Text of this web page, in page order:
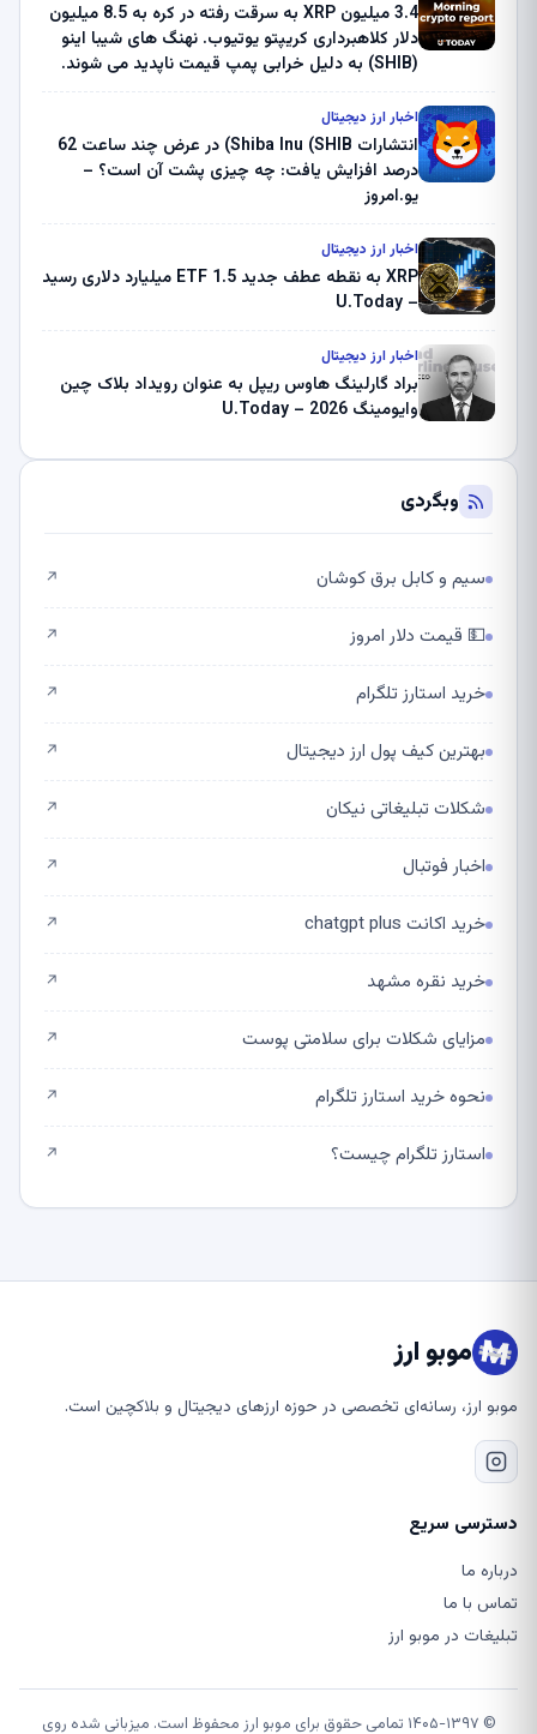
3.4 میلیون XRP به سرقت رفته در کره به 8.5 میلیون
دلار کلاهبرداری کریپتو یوتیوب. نهنگ های شیبا اینو
(SHIB) به دلیل خرابی پمپ قیمت ناپدید می شوند.
ثبت کرد – گزارش کریپتو صبح – U.Today
اخبار ارز دیجیتال
انتشارات Shiba Inu (SHIB) در عرض چند ساعت 62
درصد افزایش یافت: چه چیزی پشت آن است؟ –
یو.امروز
اخبار ارز دیجیتال
XRP به نقطه عطف جدید ETF 1.5 میلیارد دلاری رسید
– U.Today
اخبار ارز دیجیتال
براد گارلینگ هاوس ریپل به عنوان رویداد بلاک چین
وایومینگ 2026 – U.Today
وبگردی
سیم و کابل برق کوشان ↗
💵 قیمت دلار امروز ↗
خرید استارز تلگرام ↗
بهترین کیف پول ارز دیجیتال ↗
شکلات تبلیغاتی نیکان ↗
اخبار فوتبال ↗
خرید اکانت chatgpt plus ↗
خرید نقره مشهد ↗
مزایای شکلات برای سلامتی پوست ↗
نحوه خرید استارز تلگرام ↗
استارز تلگرام چیست؟ ↗
موبو ارز
موبو ارز، رسانه‌ای تخصصی در حوزه ارزهای دیجیتال و بلاکچین است.
دسترسی سریع
درباره ما
تماس با ما
تبلیغات در موبو ارز
© ۱۴۰۵-۱۳۹۷ تمامی حقوق برای موبو ارز محفوظ است. میزبانی شده روی